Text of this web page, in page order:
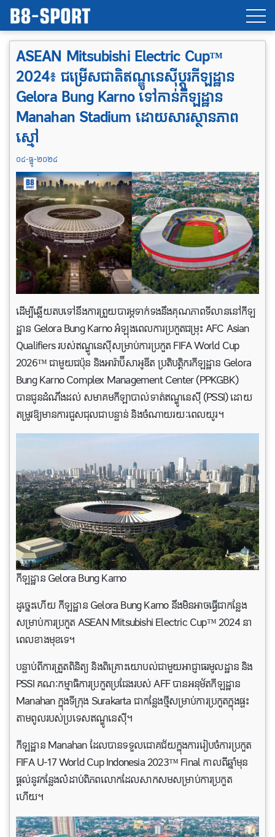
ASEAN Mitsubishi Electric Cup™
2024៖ ជម្រើសជាតិឥណ្ឌូនេស៊ីប្តូរកីឡដ្ឋាន
Gelora Bung Karno ទៅកាន់កីឡដ្ឋាន
Manahan Stadium ដោយសារស្ថានភាព
ស្មៅ
០៤-ធ្នូ-២០២៤
ដើម្បីឆ្លើយតបទៅនឹងការព្រួយបារម្ភទាក់ទងនឹងគុណភាពទីលាននៅកីឡ
ដ្ឋាន Gelora Bung Karno អំឡុងពេលការប្រកួតជម្រុះ AFC Asian
Qualifiers របស់ឥណ្ឌូនេស៊ីសម្រាប់ការប្រកួត FIFA World Cup
2026™ ជាមួយជប៉ុន និងអារ៉ាប៊ីសាអូឌីត ប្រតិបត្តិករកីឡដ្ឋាន Gelora
Bung Karno Complex Management Center (PPKGBK)
បានជូនដំណឹងដល់ សមាគមកីឡាបាល់ទាត់ឥណ្ឌូនេស៊ី (PSSI) ដោយ
តម្រូវឱ្យមានការជួសជុលជាបន្ទាន់ និងចំណាយ​រយៈពេល​យូរ។
កីឡដ្ឋាន Gelora Bung Karno
ដូច្នេះហើយ កីឡដ្ឋាន Gelora Bung Karno នឹងមិនអាចធ្វើ​ជា​កន្លែង
សម្រាប់ការប្រកួត ASEAN Mitsubishi Electric Cup™ 2024 នា
ពេលខាងមុខទេ។
បន្ទាប់ពីការត្រួតពិនិត្យ និងពិគ្រោះយោបល់ជាមួយអាជ្ញាធរមូលដ្ឋាន និង
PSSI គណៈកម្មាធិការប្រកួតប្រជែងរបស់ AFF បានអនុម័តកីឡដ្ឋាន
Manahan ក្នុងទីក្រុង Surakarta ជាកន្លែងថ្មីសម្រាប់ការប្រកួតក្នុងផ្ទះ
តាមពូលរបស់ប្រទេសឥណ្ឌូនេស៊ី។
កីឡដ្ឋាន Manahan ដែលបានទទួលជោគជ័យក្នុងការរៀបចំការប្រកួត
FIFA U-17 World Cup Indonesia 2023™ Final កាលពីឆ្នាំមុន
ផ្តល់នូវកន្លែងលំដាប់ពិភពលោកដែលសាកសមសម្រាប់ការប្រកួត
ហើយ។